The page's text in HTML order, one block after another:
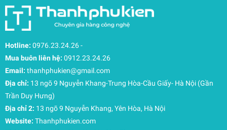
Hotline: 0976.23.24.26-
Mua buôn liên hệ: 0912.23.24.26
Email: thanhphukien@gmail.com
Địa chỉ: 13 ngõ 9 Nguyễn Khang-Trung Hòa-Cầu Giấy- Hà Nội (Gần
Trần Duy Hưng)
Địa chỉ 2: 13 ngõ 9 Nguyễn Khang, Yên Hòa, Hà Nội
Website: Thanhphukien.com